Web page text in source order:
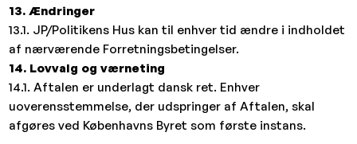
13. Ændringer
13.1. JP/Politikens Hus kan til enhver tid ændre i indholdet
af nærværende Forretningsbetingelser.
14. Lovvalg og værneting
14.1. Aftalen er underlagt dansk ret. Enhver
uoverensstemmelse, der udspringer af Aftalen, skal
afgøres ved Københavns Byret som første instans.